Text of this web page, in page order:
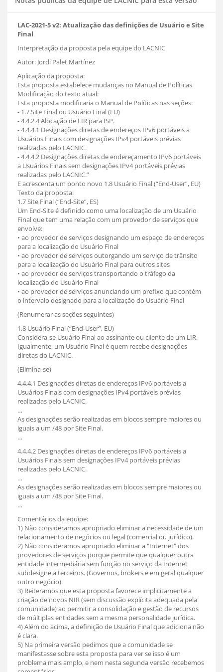
LAC-2021-5 v2: Atualização das definições de Usuário e Site
Final
Interpretação da proposta pela equipe do LACNIC
Autor: Jordi Palet Martínez
Aplicação da proposta:
Esta proposta estabelece mudanças no Manual de Políticas.
Modificação do texto atual:
Esta proposta modificaria o Manual de Políticas nas seções:
- 1.7.Site Final ou Usuário Final (EU)
- 4.4.2.4 Alocação de LIR para ISP.
- 4.4.4.1 Designações diretas de endereços IPv6 portáveis a
Usuários Finais com designações IPv4 portáveis prévias
realizadas pelo LACNIC.
- 4.4.4.2 Designações diretas de endereçamento IPv6 portáveis
a Usuários Finais sem designações IPv4 portáveis prévias
realizadas pelo LACNIC.”
E acrescenta um ponto novo 1.8 Usuário Final (“End-User”, EU)
Texto da proposta:
1.7 Site Final (“End-Site”, ES)
Um End-Site é definido como uma localização de um Usuário
Final que tem uma relação com um provedor de serviços que
envolve:
• ao provedor de serviços designando um espaço de endereços
para a localização do Usuário Final
• ao provedor de serviços outorgando um serviço de trânsito
para a localização do Usuário Final para outros sites
• ao provedor de serviços transportando o tráfego da
localização do Usuário Final
• ao provedor de serviços anunciando um prefixo que contém
o intervalo designado para a localização do Usuário Final
(Renumerar as seções seguintes)
1.8 Usuário Final (“End-User”, EU)
Considera-se Usuário Final ao assinante ou cliente de um LIR.
Igualmente, um Usuário Final é quem recebe designações
diretas do LACNIC.
(Elimina-se)
4.4.4.1 Designações diretas de endereços IPv6 portáveis a
Usuários Finais com designações IPv4 portáveis prévias
realizadas pelo LACNIC.
…
As designações serão realizadas em blocos sempre maiores ou
iguais a um /48 por Site Final.
…
4.4.4.2 Designações diretas de endereços IPv6 portáveis a
Usuários Finais sem designações IPv4 portáveis prévias
realizadas pelo LACNIC.
…
As designações serão realizadas em blocos sempre maiores ou
iguais a um /48 por Site Final.
…
Comentários da equipe:
1) Não consideramos apropriado eliminar a necessidade de um
relacionamento de negócios ou legal (comercial ou jurídico).
2) Não consideramos apropriado eliminar a "Internet" dos
provedores de serviços porque permite que qualquer outra
entidade intermediária sem função no serviço da Internet
subdesigne a terceiros. (Governos, brokers e em geral qualquer
outro negócio).
3) Reiteramos que esta proposta favorece implicitamente a
criação de novos NIR (sem discussão explícita adequada pela
comunidade) ao permitir a consolidação e gestão de recursos
de múltiplas entidades sem a mesma personalidade jurídica.
4) Além do acima, a definição de Usuário Final que adiciona não
é clara.
5) Na primeira versão pedimos que a comunidade se
manifestasse sobre esta proposta para ver se isso é um
problema mais amplo, e nem nesta segunda versão recebemos